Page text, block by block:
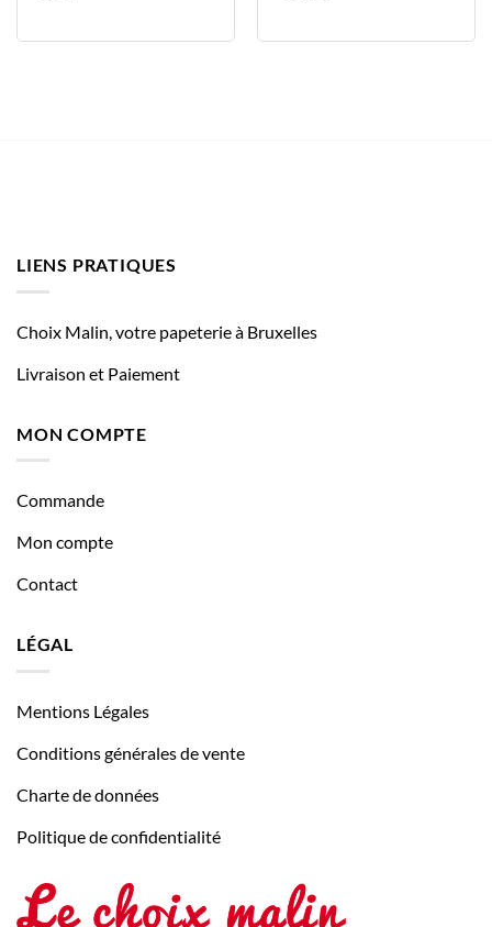
LIENS PRATIQUES
Choix Malin, votre papeterie à Bruxelles
Livraison et Paiement
MON COMPTE
Commande
Mon compte
Contact
LÉGAL
Mentions Légales
Conditions générales de vente
Charte de données
Politique de confidentialité